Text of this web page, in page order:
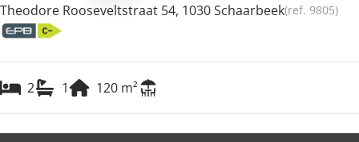
Theodore Rooseveltstraat 54, 1030 Schaarbeek(ref. 9805)
2 1 120 m²